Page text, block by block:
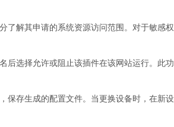
了解其申请的系统资源访问范围。对于敏感
后选择允许或阻止该插件在该网站运行。此
存生成的配置文件。当更换设备时，在新